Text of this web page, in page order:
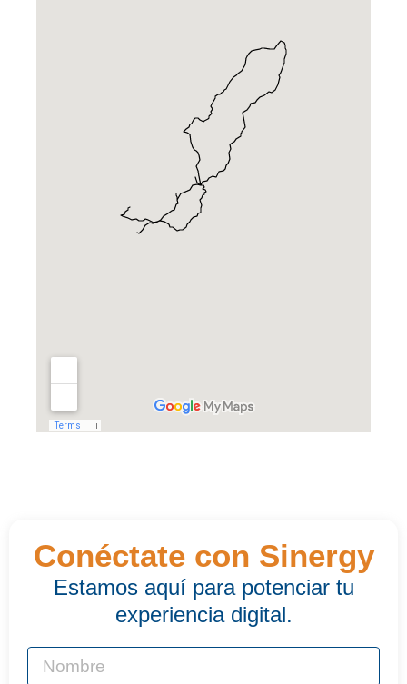
Conéctate con Sinergy
Estamos aquí para potenciar tu
experiencia digital.